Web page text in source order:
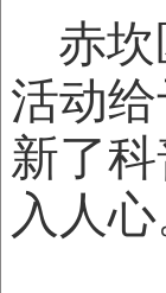
赤
活动
新了
入人心